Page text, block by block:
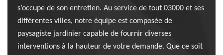
s’occupe de son entretien. Au service de tout 03000 et ses
différentes villes, notre équipe est composée de
paysagiste jardinier capable de fournir diverses
interventions à la hauteur de votre demande. Que ce soit